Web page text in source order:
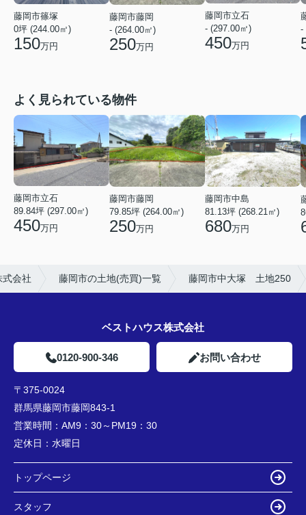
藤岡市篠塚
0坪 (244.00㎡)
150万円
藤岡市藤岡
- (264.00㎡)
250万円
藤岡市立石
- (297.00㎡)
450万円
-
よく見られている物件
藤岡市立石
89.84坪 (297.00㎡)
450万円
藤岡市藤岡
79.85坪 (264.00㎡)
250万円
藤岡市中島
81.13坪 (268.21㎡)
680万円
会社 藤岡市の土地(売買)一覧 藤岡市中大塚 土地250
ベストハウス株式会社
0120-900-346 お問い合わせ
〒375-0024
群馬県藤岡市藤岡843-1
営業時間： AM9：30～PM19：30
定休日： 水曜日
トップページ
スタッフ